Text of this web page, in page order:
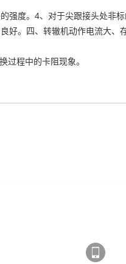
强度。4、对于尖跟接头处非
好。四、转辙机动作电流大、
过程中的卡阻现象。